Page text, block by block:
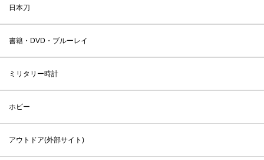
日本刀
書籍・DVD・ブルーレイ
ミリタリー時計
ホビー
アウトドア(外部サイト)